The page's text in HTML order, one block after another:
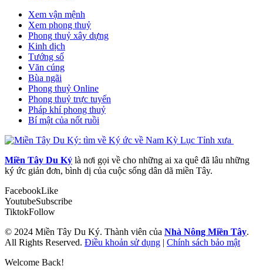
Xem vận mệnh
Xem phong thuỷ
Phong thuỷ xây dựng
Kinh dịch
Tướng số
Văn cúng
Bùa ngãi
Phong thuỷ Online
Phong thuỷ trực tuyến
Pháp khí phong thuỷ
Bí mật của nốt ruồi
Miền Tây Du Ký là nơi gọi về cho những ai xa quê đã lâu những
ký ức giản đơn, bình dị của cuộc sống dân dã miền Tây.
FacebookLike
YoutubeSubscribe
TiktokFollow
© 2024 Miền Tây Du Ký. Thành viên của Nhà Nông Miền Tây.
All Rights Reserved. Điều khoản sử dụng | Chính sách bảo mật
Welcome Back!